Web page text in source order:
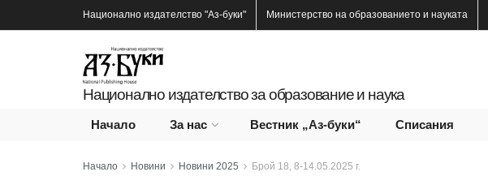
Национално издателство "Аз-буки" Министерство на образованието и науката
Национално издателство за образование и наука
Начало За нас Вестник „Аз-буки“ Списания
Начало Новини Новини 2025 Брой 18, 8-14.05.2025 г.